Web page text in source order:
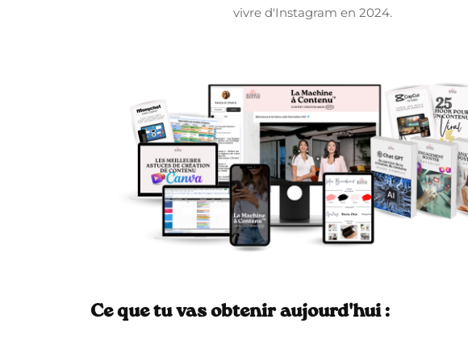
vivre d'Instagram en 2024.
Ce que tu vas obtenir aujourd'hui :